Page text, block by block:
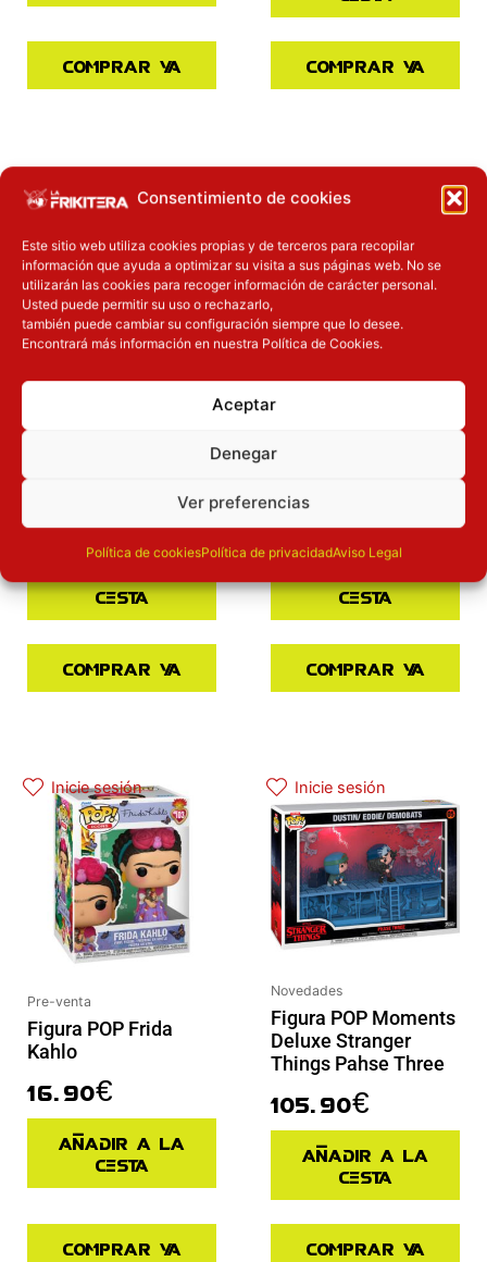
Consentimiento de cookies
Este sitio web utiliza cookies propias y de terceros para recopilar
información que ayuda a optimizar su visita a sus páginas web. No se
utilizarán las cookies para recoger información de carácter personal.
Usted puede permitir su uso o rechazarlo,
también puede cambiar su configuración siempre que lo desee.
Encontrará más información en nuestra Política de Cookies.
Aceptar
Denegar
Ver preferencias
Política de cookiesPolítica de privacidadAviso Legal
Comprar ya Comprar ya
16.90€
cesta
Comprar ya
Figura POP Demon
Yaiba Tanjiro
16.90€
cesta
Comprar ya
Inicie sesión
Pre-venta
Figura POP Frida
Kahlo
16.90€
Añadir a la
cesta
Comprar ya
Inicie sesión
Novedades
Figura POP Moments
Deluxe Stranger
Things Pahse Three
105.90€
Añadir a la
cesta
Comprar ya